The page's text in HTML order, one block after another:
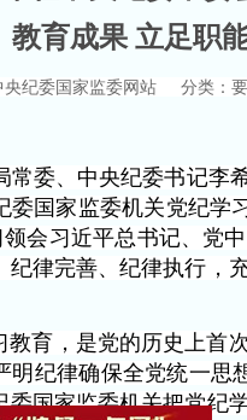
教育成果 立足职
央纪委国家监委网站 分类：
常委、中央纪委书记李
国家监委机关党纪学
领会习近平总书记、党
律完善、纪律执行，
教育，是党的历史上首
明纪律确保全党统一思
国家监委机关把党纪